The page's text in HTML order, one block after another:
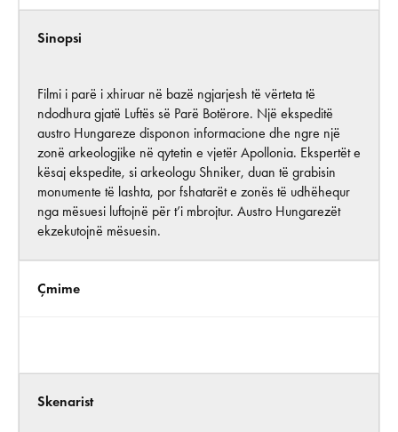
Sinopsi
Filmi i parë i xhiruar në bazë ngjarjesh të vërteta të
ndodhura gjatë Luftës së Parë Botërore. Një ekspeditë
austro Hungareze disponon informacione dhe ngre një
zonë arkeologjike në qytetin e vjetër Apollonia. Ekspertët e
kësaj ekspedite, si arkeologu Shniker, duan të grabisin
monumente të lashta, por fshatarët e zonës të udhëhequr
nga mësuesi luftojnë për t’i mbrojtur. Austro Hungarezët
ekzekutojnë mësuesin.
Çmime
Skenarist